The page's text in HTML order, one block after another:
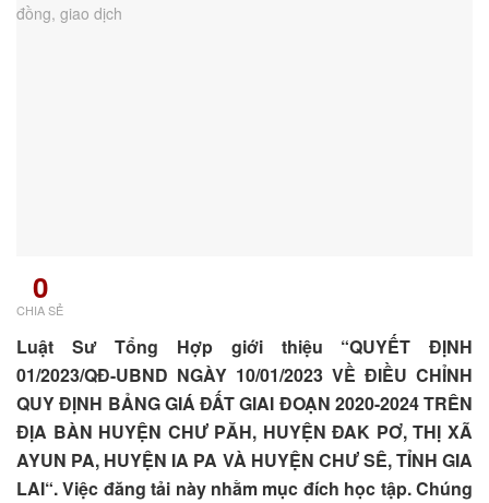
0
CHIA SẺ
Luật Sư Tổng Hợp giới thiệu “QUYẾT ĐỊNH
01/2023/QĐ-UBND NGÀY 10/01/2023 VỀ ĐIỀU CHỈNH
QUY ĐỊNH BẢNG GIÁ ĐẤT GIAI ĐOẠN 2020-2024 TRÊN
ĐỊA BÀN HUYỆN CHƯ PĂH, HUYỆN ĐAK PƠ, THỊ XÃ
AYUN PA, HUYỆN IA PA VÀ HUYỆN CHƯ SÊ, TỈNH GIA
LAI“. Việc đăng tải này nhằm mục đích học tập. Chúng